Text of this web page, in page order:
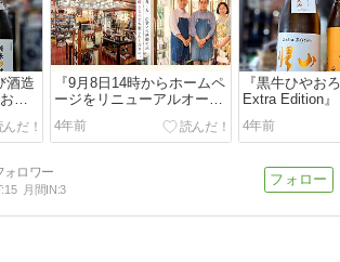
酒造
ろ
『9月8日14時からホームペ
ージをリニューアルオープ
ンします』
4年前
『黒牛ひやお
Extra Edition』
4年前
15 月間IN:3